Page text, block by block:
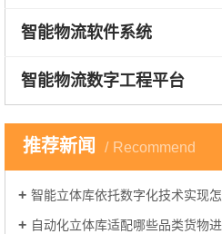
智能物流软件系统
智能物流数字工程平台
推荐新闻 Recommend
智能立体库依托数字化技术实现怎样的仓
自动化立体库适配哪些品类货物进行仓